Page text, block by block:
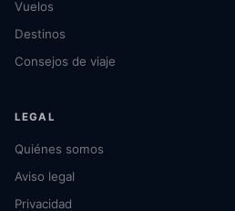
Vuelos
Destinos
Consejos de viaje
LEGAL
Quiénes somos
Aviso legal
Privacidad